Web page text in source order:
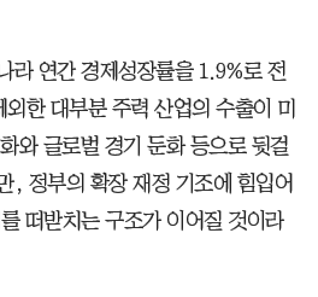
라 연간 경제성장률을 1.9%로 전
한 대부분 주력 산업의 수출이 미
와 글로벌 경기 둔화 등으로 뒷걸
, 정부의 확장 재정 기조에 힘입어
떠받치는 구조가 이어질 것이라